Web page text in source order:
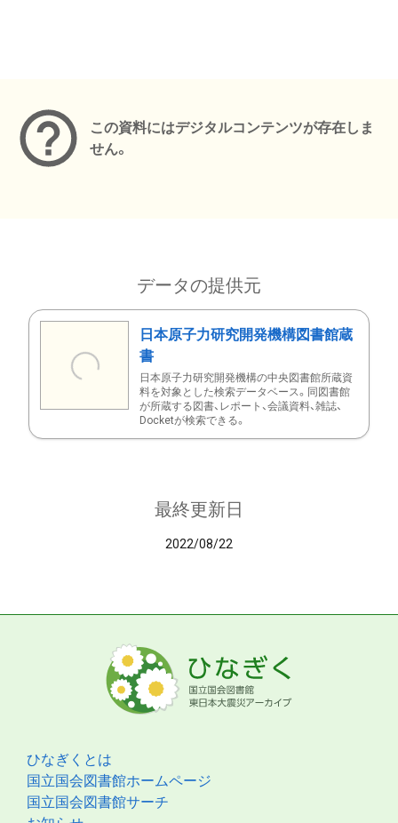
この資料にはデジタルコンテンツが存在しま
せん。
データの提供元
日本原子力研究開発機構図書館蔵
書
日本原子力研究開発機構の中央図書館所蔵資
料を対象とした検索データベース。同図書館
が所蔵する図書、レポート、会議資料、雑誌、
Docketが検索できる。
最終更新日
2022/08/22
ひなぎくとは
国立国会図書館ホームページ
国立国会図書館サーチ